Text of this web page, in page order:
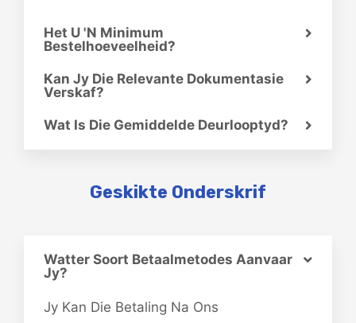
Het U 'n Minimum
Bestelhoeveelheid?
Kan Jy Die Relevante Dokumentasie
Verskaf?
Wat Is Die Gemiddelde Deurlooptyd?
Geskikte Onderskrif
Watter Soort Betaalmetodes Aanvaar
Jy?
Jy Kan Die Betaling Na Ons